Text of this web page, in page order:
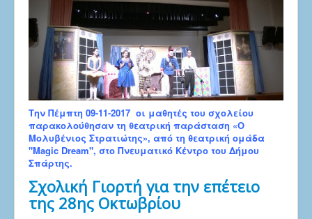
Tην Πέμπτη 09-11-2017 οι μαθητές του σχολείου
παρακολούθησαν τη θεατρική παράσταση «Ο
Μολυβένιος Στρατιώτης», από τη θεατρική ομάδα
"Magic Dream", στο Πνευματικό Κέντρο του Δήμου
Σπάρτης.
Σχολική Γιορτή για την επέτειο
της 28ης Οκτωβρίου